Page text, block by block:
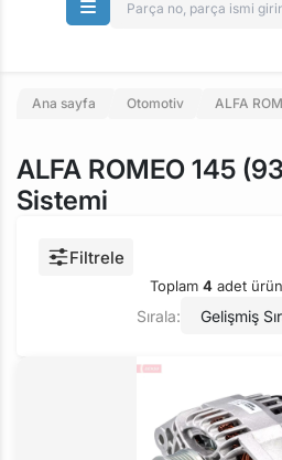
Ana sayfa Otomotiv ALFA
ALFA ROMEO 145
Sistemi
Filtrele
Toplam 4 adet
Sırala: Gelişmiş